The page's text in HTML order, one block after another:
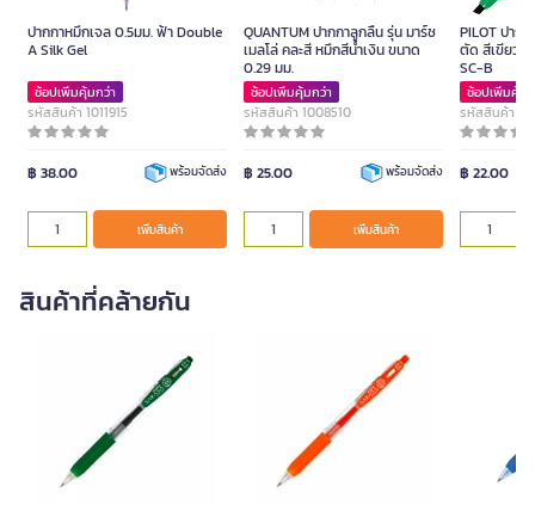
ปากกาหมึกเจล 0.5มม. ฟ้า Double
A Silk Gel
ช้อปเพิ่มคุ้มกว่า
รหัสสินค้า 1011915
฿ 38.00 พร้อมจัดส่ง
เพิ่มสินค้า
QUANTUM ปากกาลูกลื่น รุ่น มาร์ช
เมลโล่ คละสี หมึกสีน้ำเงิน ขนาด
0.29 มม.
ช้อปเพิ่มคุ้มกว่า
รหัสสินค้า 1008510
฿ 25.00 พร้อมจัดส่ง
เพิ่มสินค้า
PILOT ปาก
ตัด สีเขียว ข
SC-B
ช้อปเพิ่มคุ้ม
รหัสสินค้า
฿ 22.00
สินค้าที่คล้ายกัน